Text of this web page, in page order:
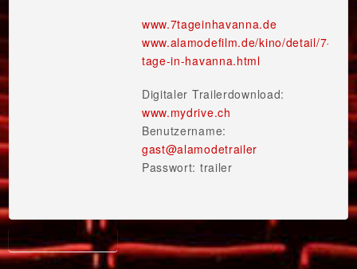
www.7tageinhavanna.de
www.alamodefilm.de/kino/detail/7-
tage-in-havanna.html
Digitaler Trailerdownload:
www.mydrive.ch
Benutzername:
gast@alamodetrailer
Passwort: trailer
7 TAGE IN HAVANNA